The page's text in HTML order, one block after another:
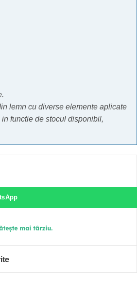
lemn cu diverse elemente aplicate
functie de stocul disponibil,